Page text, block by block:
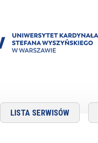
LISTA SERWISÓW